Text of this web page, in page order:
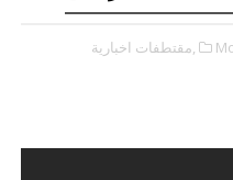
,مقتطفات اخبارية